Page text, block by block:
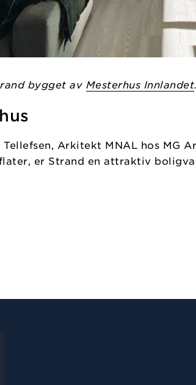
bygget av Mesterhus Innlandet.
Arkitekt MNAL hos MG
er Strand en attraktiv